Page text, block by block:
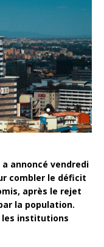
annoncé vendredi
combler le déficit
après le rejet
la population.
les institutions